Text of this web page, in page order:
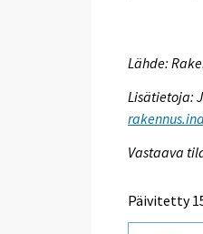
Lähde:
Lisätietoja:
Vastaava
Päivitetty